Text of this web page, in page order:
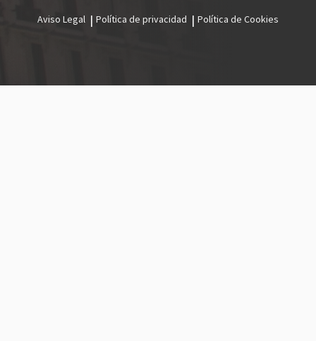
legal
Aviso Legal Política de privacidad Política de Cookies